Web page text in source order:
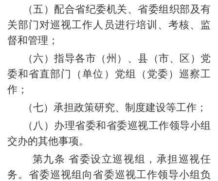
（五）配合省纪委机关、省委组织部及有
关部门对巡视工作人员进行培训、考核、监
督和管理；
（六）指导各市（州）、县（市、区）党
委和省直部门（单位）党组（党委）巡察工
作；
（七）承担政策研究、制度建设等工作；
（八）办理省委和省委巡视工作领导小组
交办的其他事项。
第九条 省委设立巡视组，承担巡视任
务。省委巡视组向省委巡视工作领导小组负